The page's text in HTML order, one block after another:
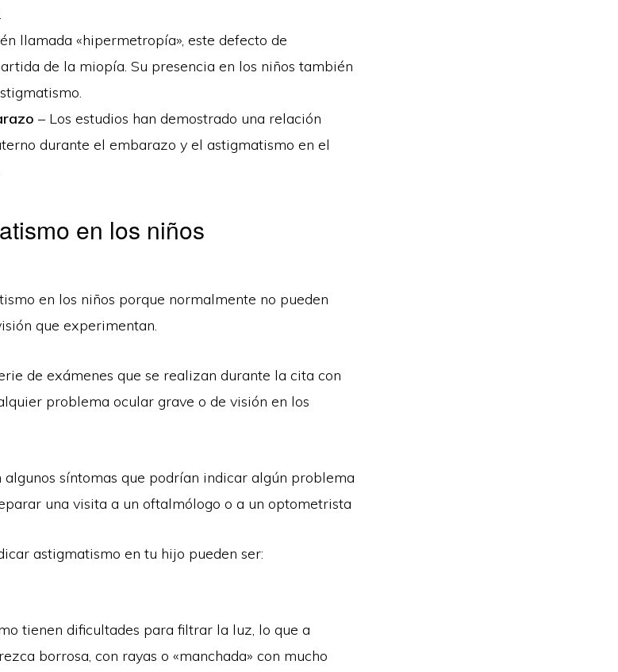
llamada «hipermetropía», este defecto de
de la miopía. Su presencia en los niños también
– Los estudios han demostrado una relación
durante el embarazo y el astigmatismo en el
en los niños
en los niños porque normalmente no pueden
que experimentan.
de exámenes que se realizan durante la cita con
problema ocular grave o de visión en los
algunos síntomas que podrían indicar algún problema
una visita a un oftalmólogo o a un optometrista
astigmatismo en tu hijo pueden ser:
tienen dificultades para filtrar la luz, lo que a
borrosa, con rayas o «manchada» con mucho